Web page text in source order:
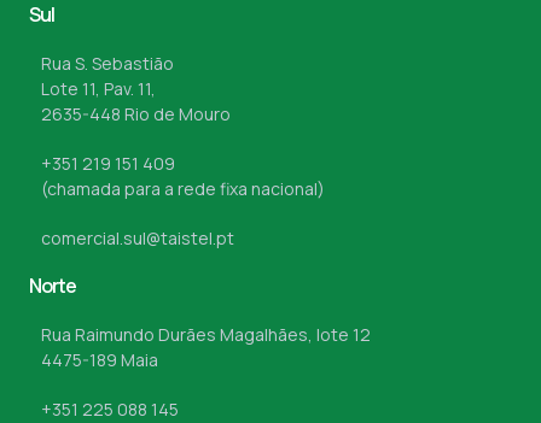
Sul
Rua S. Sebastião
Lote 11, Pav. 11,
2635-448 Rio de Mouro
+351 219 151 409
(chamada para a rede fixa nacional)
comercial.sul@taistel.pt
Norte
Rua Raimundo Durães Magalhães, lote 12
4475-189 Maia
+351 225 088 145